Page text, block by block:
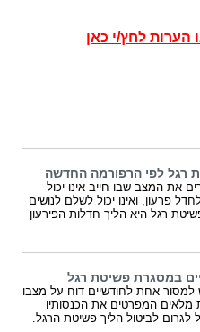
הערות לחץ/י כאן
רגל לפי הרפורמה החדשה
את המצב שבו חייב אינו יכול
פרעון, ואינו יכול לשלם לנושים
רגל היא הליך חדלות הפירעון
במסגרת פשיטת רגל
למסור אחת לחודשיים דוח על מצבו
מלאים המפרטים את הכנסותיו
לגרום לביטול הליך פשיטת הרגל.